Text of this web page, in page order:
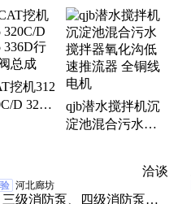
秤、机械抓手、砌筑升降
具、混凝土振动棒、打标
电机、超市防盗门、磨片
农业打药机、履带底盘、
挖机312
D 324
qjb潜水搅拌机沉
淀池混合污水搅
洽谈
河北廊坊
级消防泵、四级消防泵、